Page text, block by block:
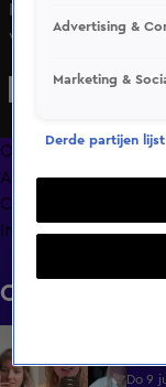
In 'HNM de
van de Champions
voegt ze Diego
Overzicht
Afleveringen
Clips
Info
Clips
Do 9
Advertising &
Marketing &
Derde partijen lijst